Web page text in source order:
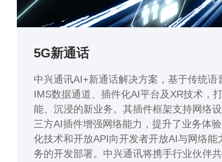
5G新通话
中兴通讯AI+新通话解决方案，基于传统语
IMS数据通道、插件化AI平台及XR技术，
能、沉浸的新业务。其插件框架支持网络
三方AI插件增强网络能力，提升了业务体
化技术和开放API向开发者开放AI与网络能
务的开发部署。中兴通讯将携手行业伙伴